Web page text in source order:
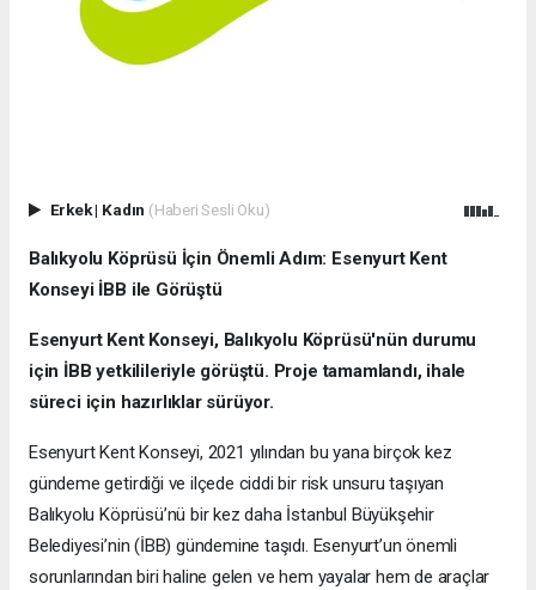
Erkek| Kadın (Haberi Sesli Oku)
Balıkyolu Köprüsü İçin Önemli Adım: Esenyurt Kent
Konseyi İBB ile Görüştü
Esenyurt Kent Konseyi, Balıkyolu Köprüsü'nün durumu
için İBB yetkilileriyle görüştü. Proje tamamlandı, ihale
süreci için hazırlıklar sürüyor.
Esenyurt Kent Konseyi, 2021 yılından bu yana birçok kez
gündeme getirdiği ve ilçede ciddi bir risk unsuru taşıyan
Balıkyolu Köprüsü’nü bir kez daha İstanbul Büyükşehir
Belediyesi’nin (İBB) gündemine taşıdı. Esenyurt’un önemli
sorunlarından biri haline gelen ve hem yayalar hem de araçlar